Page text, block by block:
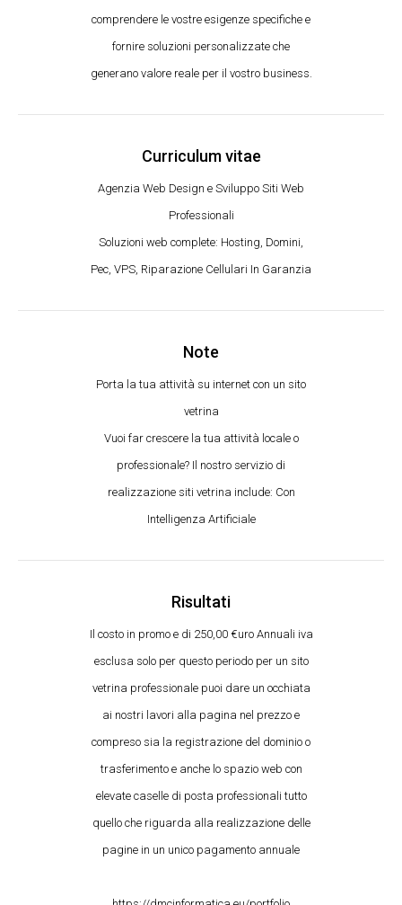
comprendere le vostre esigenze specifiche e
fornire soluzioni personalizzate che
generano valore reale per il vostro business.
Curriculum vitae
Agenzia Web Design e Sviluppo Siti Web
Professionali
Soluzioni web complete: Hosting, Domini,
Pec, VPS, Riparazione Cellulari In Garanzia
Note
Porta la tua attività su internet con un sito
vetrina
Vuoi far crescere la tua attività locale o
professionale? Il nostro servizio di
realizzazione siti vetrina include: Con
Intelligenza Artificiale
Risultati
Il costo in promo e di 250,00 €uro Annuali iva
esclusa solo per questo periodo per un sito
vetrina professionale puoi dare un occhiata
ai nostri lavori alla pagina nel prezzo e
compreso sia la registrazione del dominio o
trasferimento e anche lo spazio web con
elevate caselle di posta professionali tutto
quello che riguarda alla realizzazione delle
pagine in un unico pagamento annuale